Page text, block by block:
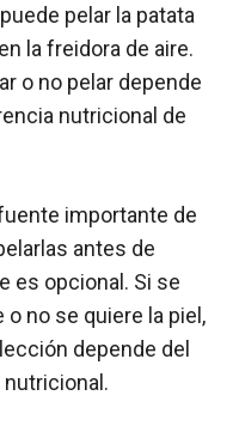
pelar la patata
la freidora de aire.
o no pelar depende
nutricional de
importante de
antes de
es opcional. Si se
no se quiere la piel,
depende del